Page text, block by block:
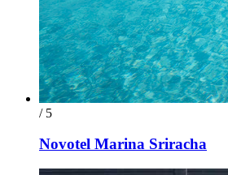
/ 5
Novotel Marina Sriracha